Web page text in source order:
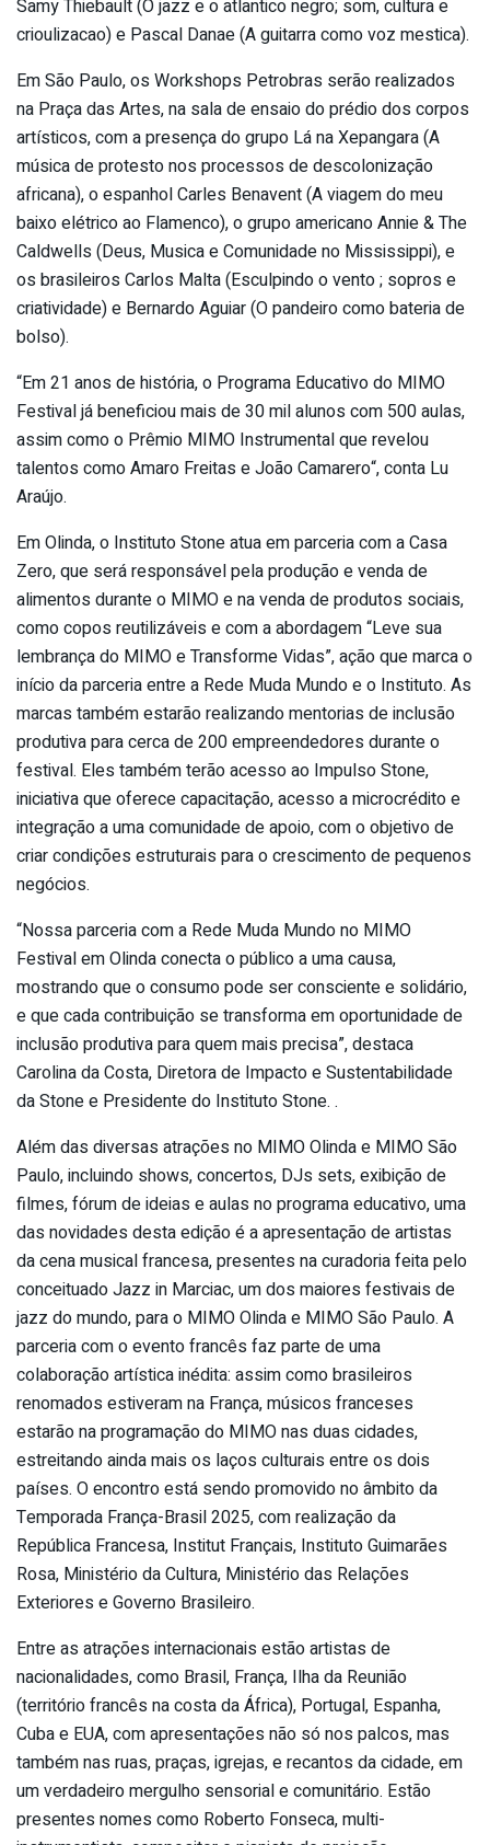
Samy Thiebault (O jazz e o atlantico negro; som, cultura e
crioulizacao) e Pascal Danae (A guitarra como voz mestica).
Em São Paulo, os Workshops Petrobras serão realizados
na Praça das Artes, na sala de ensaio do prédio dos corpos
artísticos, com a presença do grupo Lá na Xepangara (A
música de protesto nos processos de descolonização
africana), o espanhol Carles Benavent (A viagem do meu
baixo elétrico ao Flamenco), o grupo americano Annie & The
Caldwells (Deus, Musica e Comunidade no Mississippi), e
os brasileiros Carlos Malta (Esculpindo o vento ; sopros e
criatividade) e Bernardo Aguiar (O pandeiro como bateria de
bolso).
“Em 21 anos de história, o Programa Educativo do MIMO
Festival já beneficiou mais de 30 mil alunos com 500 aulas,
assim como o Prêmio MIMO Instrumental que revelou
talentos como Amaro Freitas e João Camarero“, conta Lu
Araújo.
Em Olinda, o Instituto Stone atua em parceria com a Casa
Zero, que será responsável pela produção e venda de
alimentos durante o MIMO e na venda de produtos sociais,
como copos reutilizáveis e com a abordagem “Leve sua
lembrança do MIMO e Transforme Vidas”, ação que marca o
início da parceria entre a Rede Muda Mundo e o Instituto. As
marcas também estarão realizando mentorias de inclusão
produtiva para cerca de 200 empreendedores durante o
festival. Eles também terão acesso ao Impulso Stone,
iniciativa que oferece capacitação, acesso a microcrédito e
integração a uma comunidade de apoio, com o objetivo de
criar condições estruturais para o crescimento de pequenos
negócios.
“Nossa parceria com a Rede Muda Mundo no MIMO
Festival em Olinda conecta o público a uma causa,
mostrando que o consumo pode ser consciente e solidário,
e que cada contribuição se transforma em oportunidade de
inclusão produtiva para quem mais precisa”, destaca
Carolina da Costa, Diretora de Impacto e Sustentabilidade
da Stone e Presidente do Instituto Stone. .
Além das diversas atrações no MIMO Olinda e MIMO São
Paulo, incluindo shows, concertos, DJs sets, exibição de
filmes, fórum de ideias e aulas no programa educativo, uma
das novidades desta edição é a apresentação de artistas
da cena musical francesa, presentes na curadoria feita pelo
conceituado Jazz in Marciac, um dos maiores festivais de
jazz do mundo, para o MIMO Olinda e MIMO São Paulo. A
parceria com o evento francês faz parte de uma
colaboração artística inédita: assim como brasileiros
renomados estiveram na França, músicos franceses
estarão na programação do MIMO nas duas cidades,
estreitando ainda mais os laços culturais entre os dois
países. O encontro está sendo promovido no âmbito da
Temporada França-Brasil 2025, com realização da
República Francesa, Institut Français, Instituto Guimarães
Rosa, Ministério da Cultura, Ministério das Relações
Exteriores e Governo Brasileiro.
Entre as atrações internacionais estão artistas de
nacionalidades, como Brasil, França, Ilha da Reunião
(território francês na costa da África), Portugal, Espanha,
Cuba e EUA, com apresentações não só nos palcos, mas
também nas ruas, praças, igrejas, e recantos da cidade, em
um verdadeiro mergulho sensorial e comunitário. Estão
presentes nomes como Roberto Fonseca, multi-